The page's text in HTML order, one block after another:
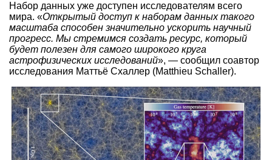
Набор данных уже доступен исследователям всего
мира. «Открытый доступ к наборам данных такого
масштаба способен значительно ускорить научный
прогресс. Мы стремимся создать ресурс, который
будет полезен для самого широкого круга
астрофизических исследований», — сообщил соавтор
исследования Маттьё Схаллер (Matthieu Schaller).